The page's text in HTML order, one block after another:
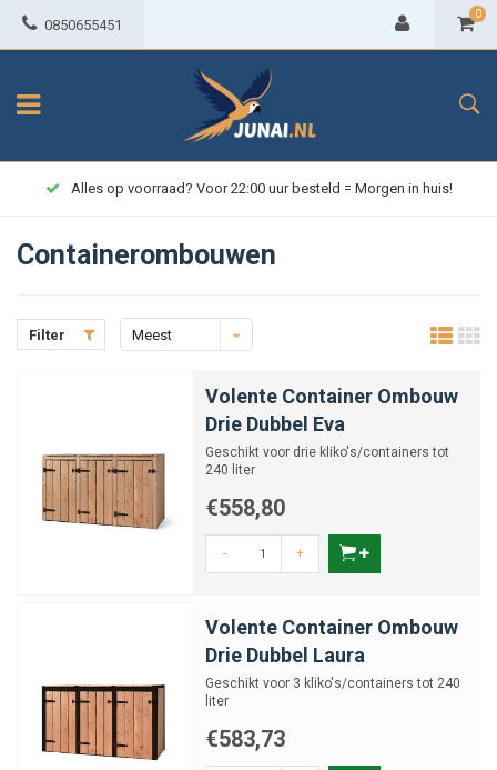
0850655451
0
Alles op voorraad? Voor 22:00 uur besteld = Morgen in huis!
Containerombouwen
Filter
Meest
Volente Container Ombouw
Drie Dubbel Eva
Geschikt voor drie kliko's/containers tot
240 liter
€558,80
- +
Volente Container Ombouw
Drie Dubbel Laura
Geschikt voor 3 kliko's/containers tot 240
liter
€583,73